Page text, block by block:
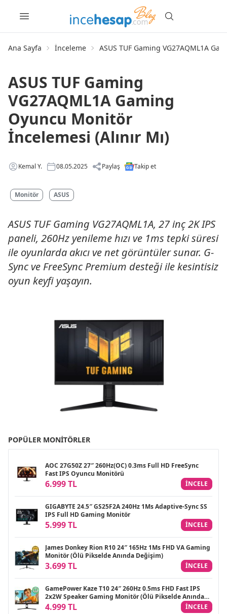
Ana Sayfa İnceleme ASUS TUF Gaming VG27AQML1A
ASUS TUF Gaming
VG27AQML1A Gaming
Oyuncu Monitör
İncelemesi (Alınır Mı)
Kemal Y. 08.05.2025 Paylaş Takip et
Monitör ASUS
ASUS TUF Gaming VG27AQML1A, 27 inç 2K IPS
paneli, 260Hz yenileme hızı ve 1ms tepki süresi
ile oyunlarda akıcı ve net görüntüler sunar. G-
Sync ve FreeSync Premium desteği ile kesintisiz
oyun keyfi yaşayın.
POPÜLER MONITÖRLER
AOC 27G50Z 27″ 260Hz(OC) 0.3ms Full HD FreeSync
Fast IPS Oyuncu Monitörü
6.999 TL INCELE
GIGABYTE 24.5″ GS25F2A 240Hz 1Ms Adaptive-Sync SS
IPS Full HD Gaming Monitör
5.999 TL INCELE
James Donkey Rion R10 24″ 165Hz 1Ms FHD VA Gaming
Monitör (Ölü Pikselde Anında Değişim)
3.699 TL INCELE
GamePower Kaze T10 24″ 260Hz 0.5ms FHD Fast IPS
2x2W Speaker Gaming Monitör (Ölü Pikselde Anında
Değişim)
4.999 TL INCELE